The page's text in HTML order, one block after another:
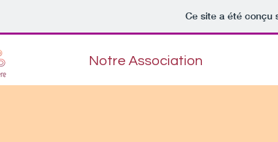
Ce site a été conçu
Notre Association